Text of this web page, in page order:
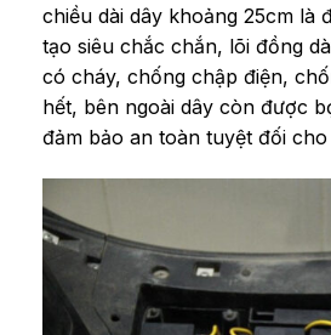
chiều dài dây khoảng 25cm là
tạo siêu chắc chắn, lõi đồng
có cháy, chống chập điện,
hết, bên ngoài dây còn được
đảm bảo an toàn tuyệt đối